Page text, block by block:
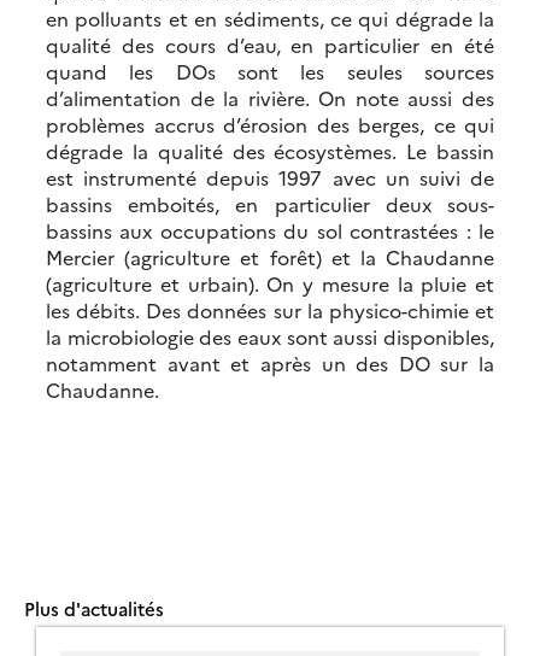
en polluants et en sédiments, ce qui dégrade la
qualité des cours d’eau, en particulier en été
quand les DOs sont les seules sources
d’alimentation de la rivière. On note aussi des
problèmes accrus d’érosion des berges, ce qui
dégrade la qualité des écosystèmes. Le bassin
est instrumenté depuis 1997 avec un suivi de
bassins emboités, en particulier deux sous-
bassins aux occupations du sol contrastées : le
Mercier (agriculture et forêt) et la Chaudanne
(agriculture et urbain). On y mesure la pluie et
les débits. Des données sur la physico-chimie et
la microbiologie des eaux sont aussi disponibles,
notamment avant et après un des DO sur la
Chaudanne.
Plus d'actualités